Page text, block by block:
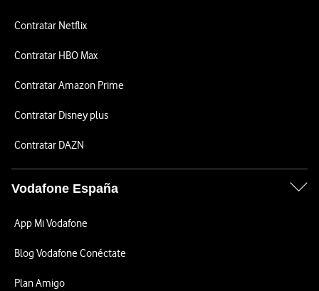
Contratar Netflix
Contratar HBO Max
Contratar Amazon Prime
Contratar Disney plus
Contratar DAZN
Vodafone España
App Mi Vodafone
Blog Vodafone Conéctate
Plan Amigo